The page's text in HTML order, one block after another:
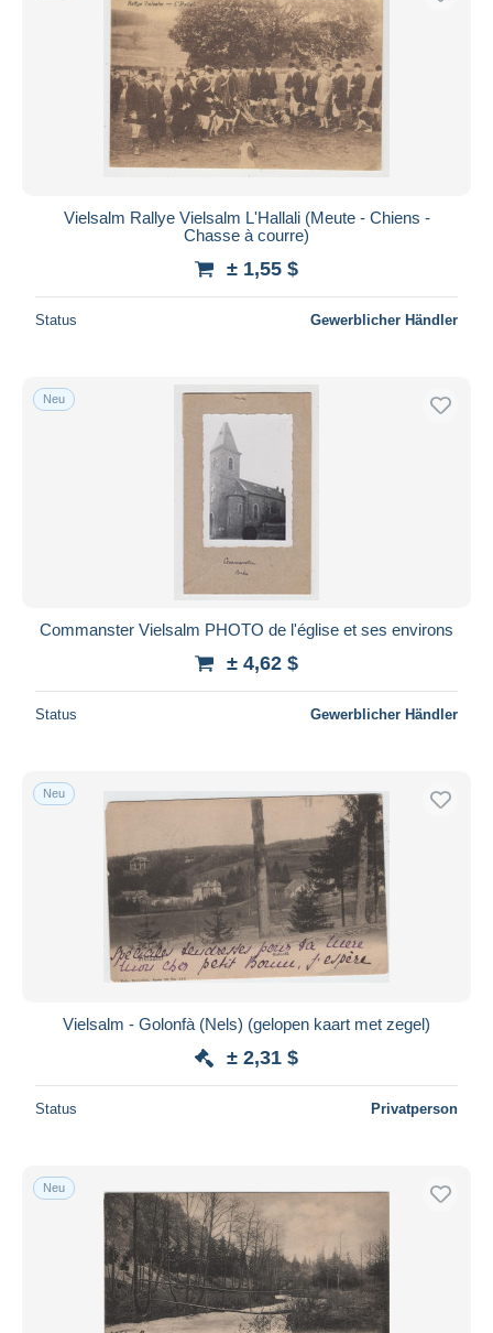
Vielsalm Rallye Vielsalm L'Hallali (Meute - Chiens -
Chasse à courre)
± 1,55 $
Status Gewerblicher Händler
Neu
Commanster Vielsalm PHOTO de l'église et ses environs
± 4,62 $
Status Gewerblicher Händler
Neu
Vielsalm - Golonfà (Nels) (gelopen kaart met zegel)
± 2,31 $
Status Privatperson
Neu